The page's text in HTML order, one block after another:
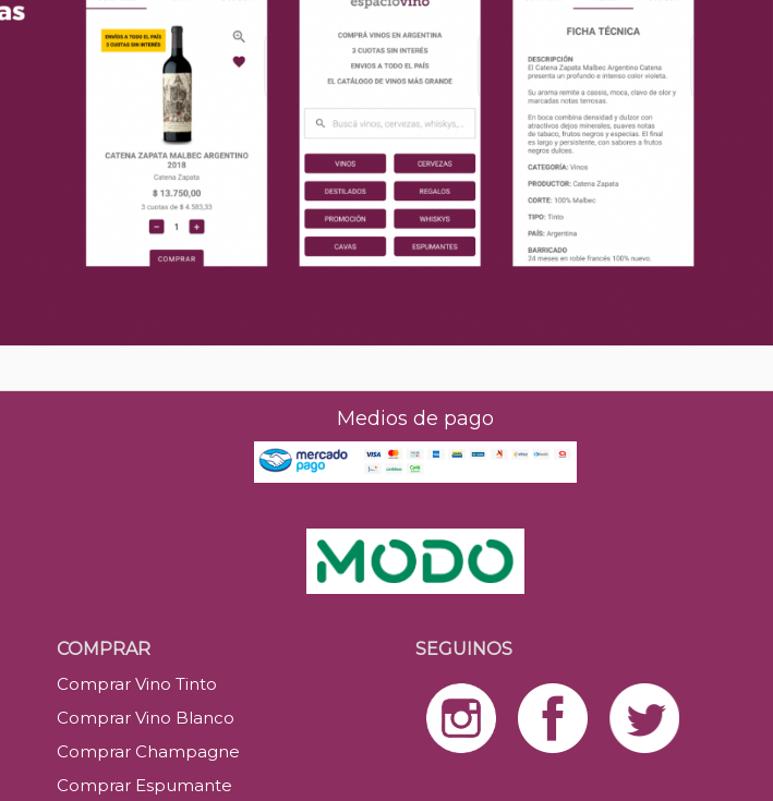
Medios de pago
COMPRAR
Comprar Vino Tinto
Comprar Vino Blanco
Comprar Champagne
Comprar Espumante
SEGUINOS